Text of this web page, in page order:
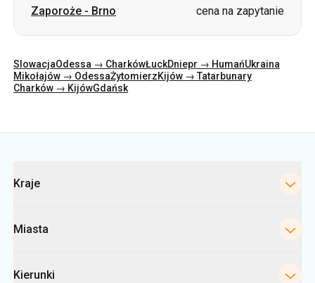
Zaporoże - Brno cena na zapytanie
SlowacjaOdessa → CharkówŁuckDniepr → HumańUkraina
Mikołajów → OdessaŻytomierzKijów → Tatarbunary
Charków → KijówGdańsk
Kraje
Miasta
Kierunki